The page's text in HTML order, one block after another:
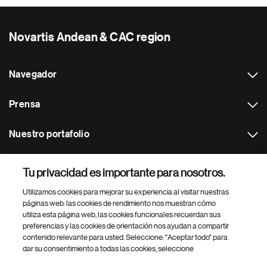
Novartis Andean & CAC region
Navegador
Prensa
Nuestro portafolio
Footer Site Search
Tu privacidad es importante para nosotros.
Utilizamos cookies para mejorar su experiencia al visitar nuestras
páginas web: las cookies de rendimiento nos muestran cómo
utiliza esta página web, las cookies funcionales recuerdan sus
preferencias y las cookies de orientación nos ayudan a compartir
contenido relevante para usted. Seleccione: "Aceptar todo" para
dar su consentimiento a todas las cookies, seleccione